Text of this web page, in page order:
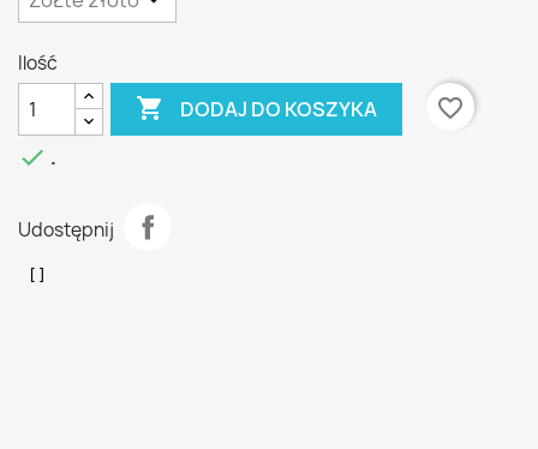
Ilość
 DODAJ DO KOSZYKA
favorite_border
 .
Udostępnij